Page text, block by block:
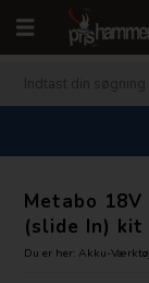
Metabo 18V
(slide In) kit
Du er her:Akku-